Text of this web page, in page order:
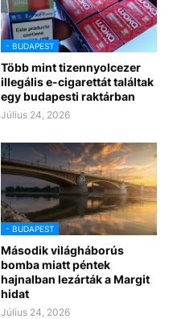
- BUDAPEST
Több mint tizennyolcezer
illegális e-cigarettát találtak
egy budapesti raktárban
Július 24, 2026
- BUDAPEST
Második világháborús
bomba miatt péntek
hajnalban lezárták a Margit
hidat
Július 24, 2026